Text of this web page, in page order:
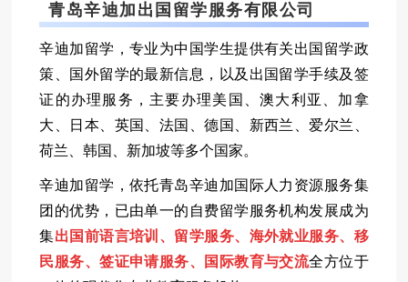
青岛辛迪加出国留学服务有限公司
辛迪加留学，专业为中国学生提供有关出国留学政
策、国外留学的最新信息，以及出国留学手续及签
证的办理服务，主要办理美国、澳大利亚、加拿
大、日本、英国、法国、德国、新西兰、爱尔兰、
荷兰、韩国、新加坡等多个国家。
辛迪加留学，依托青岛辛迪加国际人力资源服务集
团的优势，已由单一的自费留学服务机构发展成为
集出国前语言培训、留学服务、海外就业服务、移
民服务、签证申请服务、国际教育与交流全方位于